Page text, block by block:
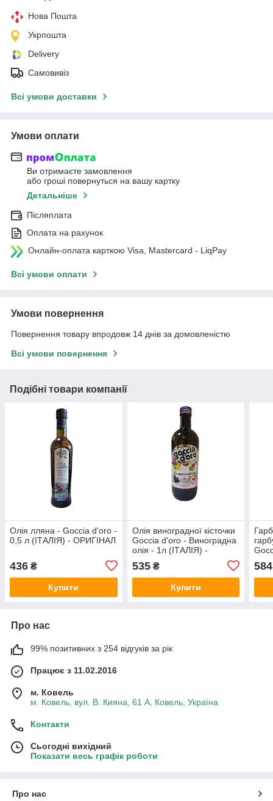
Нова Пошта
Укрпошта
Delivery
Самовивіз
Всі умови доставки
Умови оплати
Ви отримаєте замовлення
або гроші повернуться на вашу картку
Детальніше
Післяплата
Оплата на рахунок
Онлайн-оплата карткою Visa, Mastercard - LiqPay
Всі умови оплати
Умови повернення
Повернення товару впродовж 14 днів за домовленістю
Всі умови повернення
Подібні товари компанії
Олія лляна - Goccia d'oro -
0,5 л (ІТАЛІЯ) - ОРИГІНАЛ
436 ₴
Купити
Олія виноградної кісточки
Goccia d'oro - Виноградна
олія - 1л (ІТАЛІЯ) -
535₴
Купити
584
Про нас
99% позитивних з 254 відгуків за рік
Працює з 11.02.2016
м. Ковель
м. Ковель, вул. В. Кияна, 61 А, Ковель, Україна
Контакти
Сьогодні вихідний
Показати весь графік роботи
Про нас